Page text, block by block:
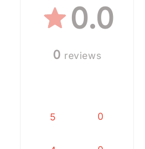
0.0
0 reviews
5 0